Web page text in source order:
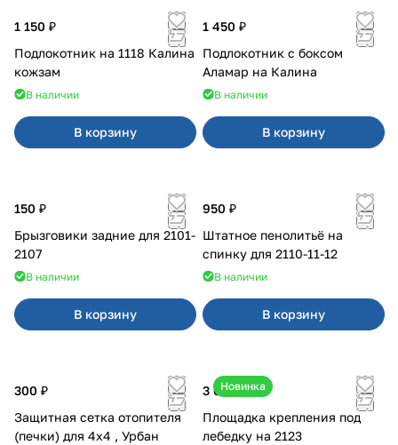
1 150 ₽
Подлокотник на 1118 Калина
кожзам
В наличии
В корзину
1 450 ₽
Подлокотник с боксом
Аламар на Калина
В наличии
В корзину
150 ₽
Брызговики задние для 2101-
2107
В наличии
В корзину
950 ₽
Штатное пенолитьё на
спинку для 2110-11-12
В наличии
В корзину
300 ₽
Защитная сетка отопителя
(печки) для 4x4 , Урбан
Новинка
3 600 ₽
Площадка крепления под
лебедку на 2123